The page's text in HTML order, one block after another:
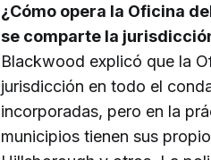
¿Cómo opera la Oficina
se comparte la
Blackwood explicó que la
jurisdicción en todo el
incorporadas, pero en la
municipios tienen sus